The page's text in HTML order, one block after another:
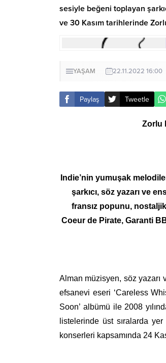
sesiyle beğeni toplayan
ve 30 Kasım tarihlerinde
YAŞAM 22.11.2022 16:00
Paylaş Tweetle
Zorlu
Indie’nin yumuşak
şarkıcı, söz yazarı ve
fransız popunu,
Coeur de Pirate, Garanti
Alman müzisyen, söz yazarı
efsanevi eseri ‘Careless
Soon’ albümü ile 2008
listelerinde üst sıralarda
konserleri kapsamında 24